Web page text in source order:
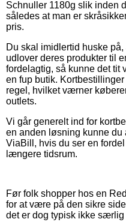
Schnuller 1180g slik inden
således at man er
pris.
Du skal imidlertid huske
udlover deres produkter til
fordelagtig, så kunne det tit
en fup butik.
regel, hvilket værner
outlets.
Vi går generelt ind for
en anden løsning kunne du
ViaBill, hvis du ser en
længere tidsrum.
Før folk shopper hos en
for at være på den sikre
det er dog typisk ikke